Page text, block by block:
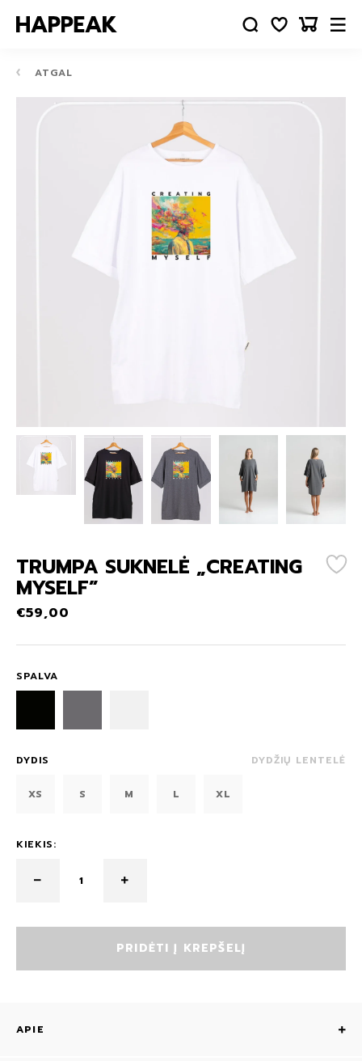
ATGAL
TRUMPA SUKNELĖ „CREATING
MYSELF”
€59,00
SPALVA
DYDIS DYDŽIŲ LENTELĖ
XS S M L XL
KIEKIS:
PRIDĖTI Į KREPŠELĮ
APIE